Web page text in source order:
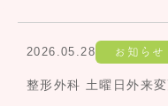
2026.05.28 お知らせ
整形外科 土曜日外来